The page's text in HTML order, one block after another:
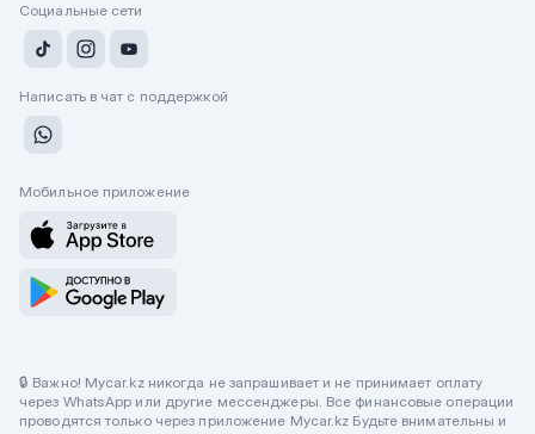
Социальные сети
Написать в чат с поддержкой
Мобильное приложение
🔒 Важно! Mycar.kz никогда не запрашивает и не принимает оплату
через WhatsApp или другие мессенджеры. Все финансовые операции
проводятся только через приложение Mycar.kz Будьте внимательны и